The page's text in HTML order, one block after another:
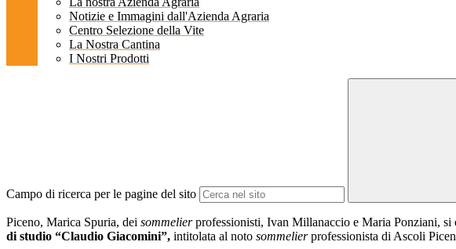
Notizie e Immagini dall'Azienda Agraria
Centro Selezione della Vite
La Nostra Cantina
I Nostri Prodotti
Campo di ricerca per le pagine del sito
Piceno, Marica Spuria, dei sommelierprofessionisti, Ivan Millanaccio e Maria Ponziani, si
di studio “Claudio Giacomini”, intitolata al noto sommelierprofessionista di Ascoli